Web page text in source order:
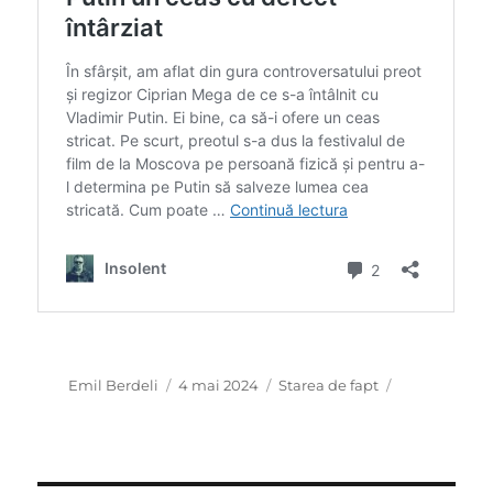
Autor
Emil Berdeli
Publicat
4 mai 2024 Categorii
Starea de fapt